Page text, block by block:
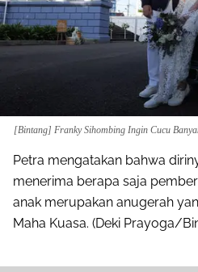
[Bintang] Franky Sihombing Ingin Cucu
Petra mengatakan bahwa
menerima berapa saja
anak merupakan anugerah
Maha Kuasa. (Deki Prayoga/